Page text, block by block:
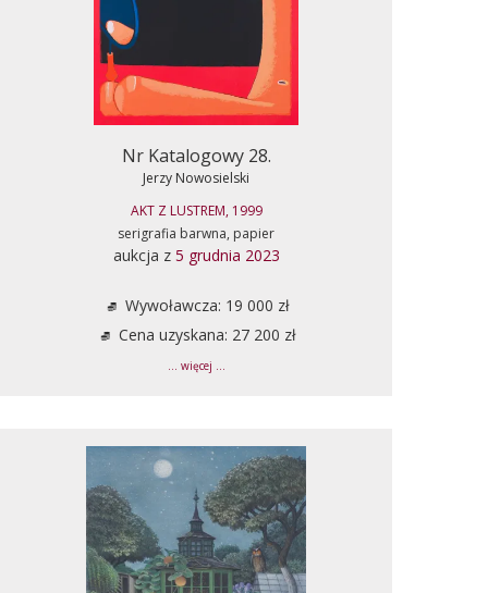
Nr Katalogowy 28.
Jerzy Nowosielski
AKT Z LUSTREM, 1999
serigrafia barwna, papier
aukcja z 5 grudnia 2023
Wywoławcza: 19 000 zł
Cena uzyskana: 27 200 zł
... więcej ...